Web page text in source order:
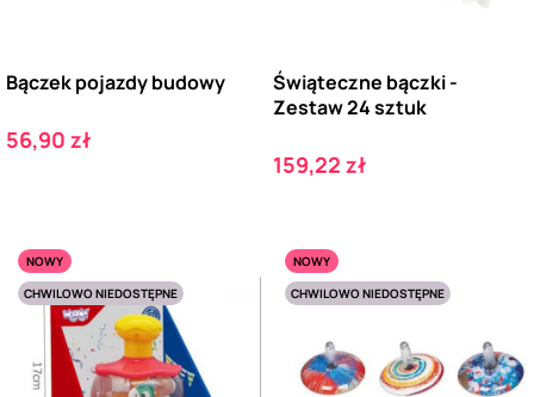
Bączek pojazdy budowy
Cena
56,90 zł
Świąteczne bączki -
Zestaw 24 sztuk
Cena
159,22 zł
NOWY
CHWILOWO NIEDOSTĘPNE
NOWY
CHWILOWO NIEDOSTĘPNE